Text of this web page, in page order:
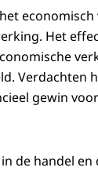
Het
Verdachten
gewin
de handel en